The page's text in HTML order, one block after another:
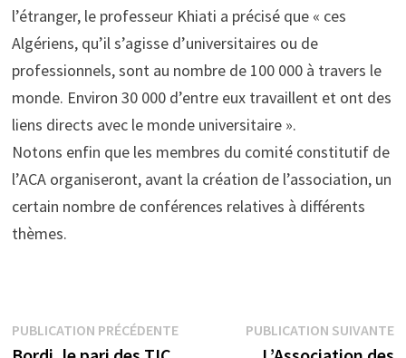
l’étranger, le professeur Khiati a précisé que « ces
Algériens, qu’il s’agisse d’universitaires ou de
professionnels, sont au nombre de 100 000 à travers le
monde. Environ 30 000 d’entre eux travaillent et ont des
liens directs avec le monde universitaire ».
Notons enfin que les membres du comité constitutif de
l’ACA organiseront, avant la création de l’association, un
certain nombre de conférences relatives à différents
thèmes.
Navigation
PUBLICATION PRÉCÉDENTEPublicationPUBLICATION SUIVANTE